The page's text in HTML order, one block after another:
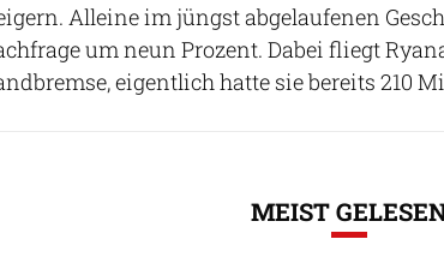
Alleine im jüngst abgelaufenen
um neun Prozent. Dabei fliegt
eigentlich hatte sie bereits 210
MEIST